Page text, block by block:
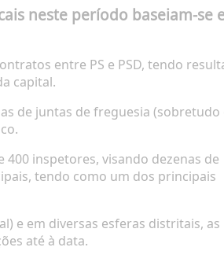
neste período baseiam-se
entre PS e PSD, tendo
capital.
de juntas de freguesia (sobretudo
400 inspetores, visando dezenas de
tendo como um dos principais
e em diversas esferas distritais, as
até à data.